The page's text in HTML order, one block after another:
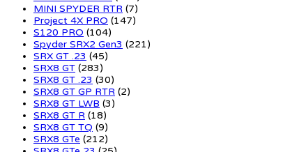
MINI SPYDER RTR (7)
Project 4X PRO (147)
S120 PRO (104)
Spyder SRX2 Gen3 (221)
SRX GT .23 (45)
SRX8 GT (283)
SRX8 GT .23 (30)
SRX8 GT GP RTR (2)
SRX8 GT LWB (3)
SRX8 GT R (18)
SRX8 GT TQ (9)
SRX8 GTe (212)